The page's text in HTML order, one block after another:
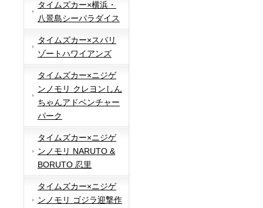
タイムズカー×横浜・
八景島シーパラダイス
タイムズカー×スパリ
ゾートハワイアンズ
タイムズカー×ニジゲ
ンノモリ クレヨンしん
ちゃんアドベンチャー
パーク
タイムズカー×ニジゲ
ンノモリ NARUTO &
BORUTO 忍里
タイムズカー×ニジゲ
ンノモリ ゴジラ迎撃作